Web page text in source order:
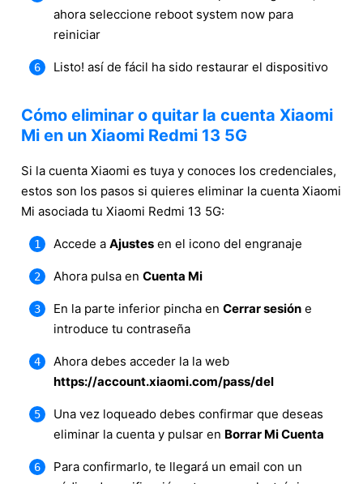
ahora seleccione reboot system now para
reiniciar
Listo! así de fácil ha sido restaurar el dispositivo
Cómo eliminar o quitar la cuenta Xiaomi
Mi en un Xiaomi Redmi 13 5G
Si la cuenta Xiaomi es tuya y conoces los credenciales,
estos son los pasos si quieres eliminar la cuenta Xiaomi
Mi asociada tu Xiaomi Redmi 13 5G:
Accede a Ajustes en el icono del engranaje
Ahora pulsa en Cuenta Mi
En la parte inferior pincha en Cerrar sesión e
introduce tu contraseña
Ahora debes acceder la la web
https://account.xiaomi.com/pass/del
Una vez loqueado debes confirmar que deseas
eliminar la cuenta y pulsar en Borrar Mi Cuenta
Para confirmarlo, te llegará un email con un